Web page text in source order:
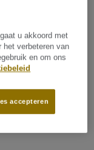
u akkoord met
het verbeteren van
en om ons
accepteren